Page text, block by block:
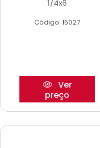
1/4x6
Código: 15027
Ver
preço